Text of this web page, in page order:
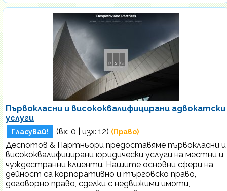
Първокласни и висококвалифицирани адвокатски
услуги
Гласувай! (вх: 0 | изх: 12) (Право)
Деспотов & Партньори предоставяме първокласни и
висококвалифицирани юридически услуги на местни и
чуждестранни клиенти. Нашите основни сфери на
дейност са корпоративно и търговско право,
договорно право, сделки с недвижими имоти,